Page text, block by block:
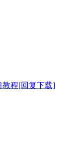
教程[回复下载]